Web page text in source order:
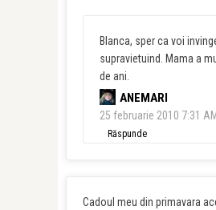
Blanca, sper ca voi
supravietuind. Mama a
de ani.
ANEMARI
25 februarie 2010 7:31 AM
Răspunde
Cadoul meu din primavara